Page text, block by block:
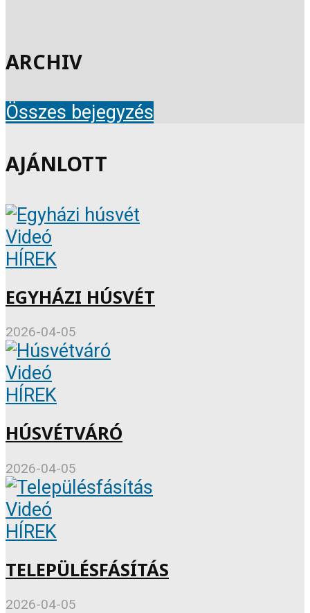
ARCHIV
Összes bejegyzés
AJÁNLOTT
Videó
HÍREK
EGYHÁZI HÚSVÉT
2026-04-05
Videó
HÍREK
HÚSVÉTVÁRÓ
2026-04-05
Videó
HÍREK
TELEPÜLÉSFÁSÍTÁS
2026-04-05